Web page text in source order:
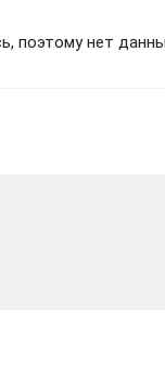
поэтому нет